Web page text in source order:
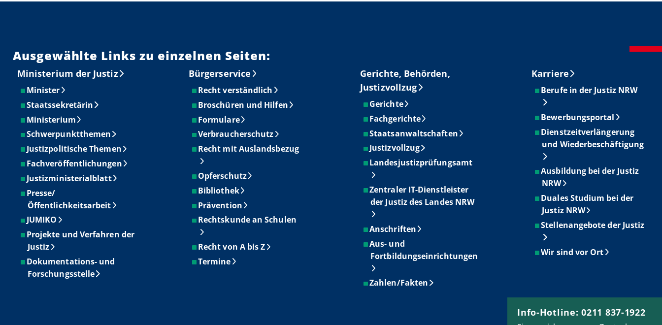
Ausgewählte Links zu einzelnen Seiten:
Ministerium der Justiz
Minister
Staatssekretärin
Ministerium
Schwerpunktthemen
Justizpolitische Themen
Fachveröffentlichungen
Justizministerialblatt
Presse/
Öffentlichkeitsarbeit
JUMIKO
Projekte und Verfahren der
Justiz
Dokumentations- und
Forschungsstelle
Bürgerservice
Recht verständlich
Broschüren und Hilfen
Formulare
Verbraucherschutz
Recht mit Auslandsbezug
Opferschutz
Bibliothek
Prävention
Rechtskunde an Schulen
Recht von A bis Z
Termine
Gerichte, Behörden,
Justizvollzug
Gerichte
Fachgerichte
Staatsanwaltschaften
Justizvollzug
Landesjustizprüfungsamt
Zentraler IT-Dienstleister
der Justiz des Landes NRW
Anschriften
Aus- und
Fortbildungseinrichtungen
Zahlen/Fakten
Karriere
Berufe in der Justiz NRW
Bewerbungsportal
Dienstzeitverlängerung
und Wiederbeschäftigung
Ausbildung bei der Justiz
NRW
Duales Studium bei der
Justiz NRW
Stellenangebote der Justiz
Wir sind vor Ort
Info-Hotline: 0211 837-1922